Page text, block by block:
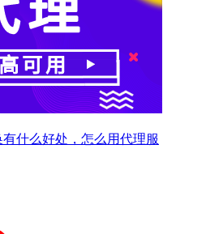
什么好处，怎么用代理服